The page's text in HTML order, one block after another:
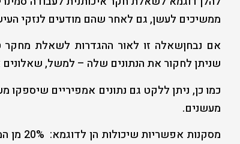
ממשיכים לעשן, גם לאחר שהם מודעים לנזקי
אם נבחןשאלה זו לאור ההגדרות לשאלת מחקר
שניתן לחקור את הנתונים שלה – למשל, שאלונים
כמו כן, ניתן ללקט גם נתונים אמפיריים
מעשנים.